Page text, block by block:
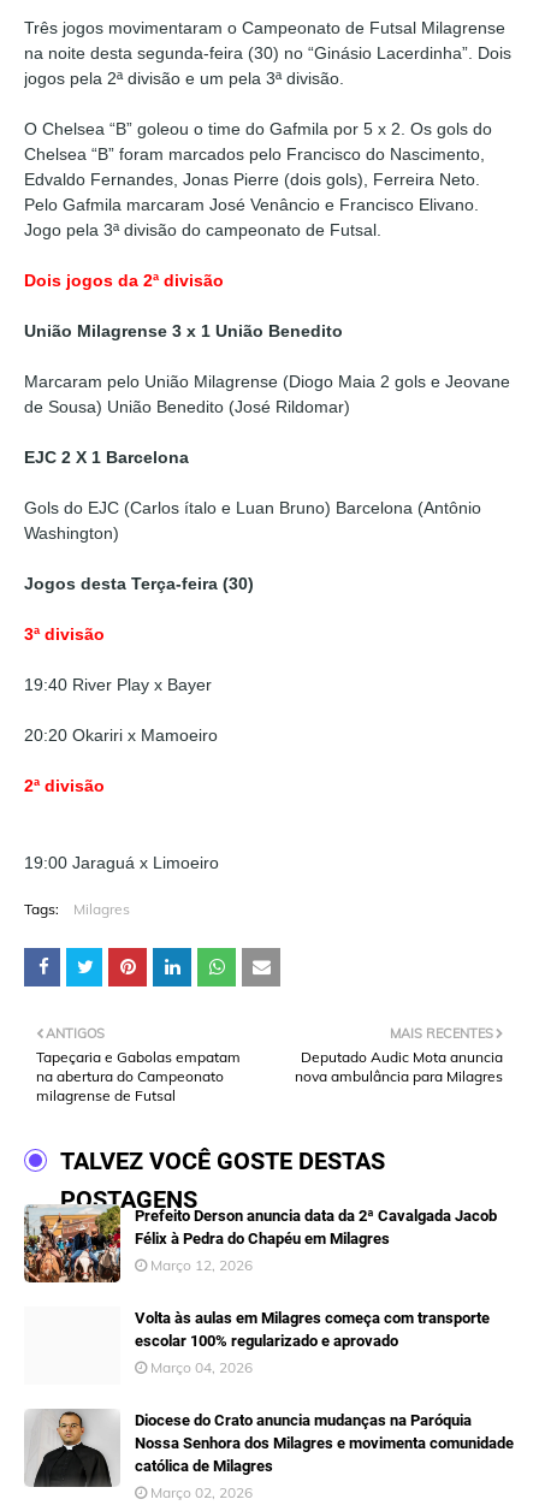
Três jogos movimentaram o Campeonato de Futsal Milagrense
na noite desta segunda-feira (30) no “Ginásio Lacerdinha”. Dois
jogos pela 2ª divisão e um pela 3ª divisão.
O Chelsea “B” goleou o time do Gafmila por 5 x 2. Os gols do
Chelsea “B” foram marcados pelo Francisco do Nascimento,
Edvaldo Fernandes, Jonas Pierre (dois gols), Ferreira Neto.
Pelo Gafmila marcaram José Venâncio e Francisco Elivano.
Jogo pela 3ª divisão do campeonato de Futsal.
Dois jogos da 2ª divisão
União Milagrense 3 x 1 União Benedito
Marcaram pelo União Milagrense (Diogo Maia 2 gols e Jeovane
de Sousa) União Benedito (José Rildomar)
EJC 2 X 1 Barcelona
Gols do EJC (Carlos ítalo e Luan Bruno) Barcelona (Antônio
Washington)
Jogos desta Terça-feira (30)
3ª divisão
19:40 River Play x Bayer
20:20 Okariri x Mamoeiro
2ª divisão
19:00 Jaraguá x Limoeiro
Tags: Milagres
MAIS RECENTES
Deputado Audic Mota anuncia
nova ambulância para Milagres
ANTIGOS
Tapeçaria e Gabolas empatam
na abertura do Campeonato
milagrense de Futsal
TALVEZ VOCÊ GOSTE DESTAS
POSTAGENS
Prefeito Derson anuncia data da 2ª Cavalgada Jacob
Félix à Pedra do Chapéu em Milagres
Março 12, 2026
Volta às aulas em Milagres começa com transporte
escolar 100% regularizado e aprovado
Março 04, 2026
Diocese do Crato anuncia mudanças na Paróquia
Nossa Senhora dos Milagres e movimenta comunidade
católica de Milagres
Março 02, 2026